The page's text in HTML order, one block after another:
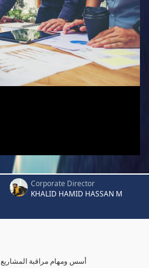
Corporate Director
KHALID HAMID HASSAN M
Foundations of Projects Control | أسس ومهام مراقبة المشاريع